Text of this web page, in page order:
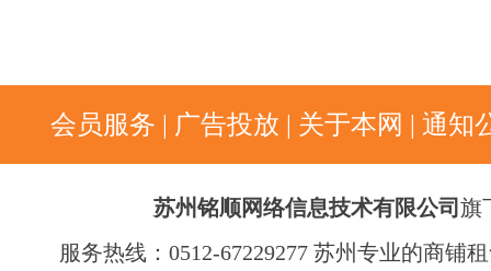
会员服务 | 广告投放 | 关于本网 | 通知
苏州铭顺网络信息技术有限公司 旗
服务热线：0512-67229277 苏州专业的商铺